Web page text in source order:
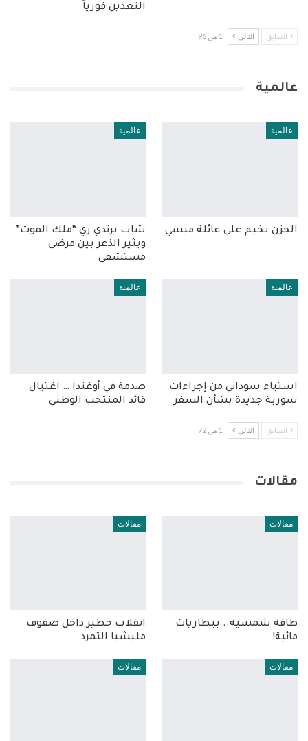
التعدين فورياً
السابق التالي 1 من 96
عالمية
عالمية
الحزن يخيم على عائلة ميسي
عالمية
شاب يرتدي زي “ملك الموت”
ويثير الذعر بين مرضى
مستشفى
عالمية
استياء سوداني من إجراءات
سورية جديدة بشأن السفر
عالمية
صدمة في أوغندا … اغتيال
قائد المنتخب الوطني
السابق التالي 1 من 72
مقالات
مقالات
طاقة شمسية.. ببطاريات
مائية!
مقالات
انقلاب خطير داخل صفوف
مليشيا التمرد
مقالات مقالات